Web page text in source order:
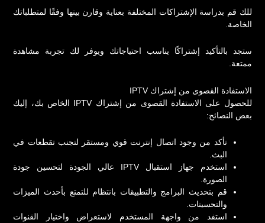
للك قم بدراسة الإشتراكات المختلفة بعناية وقارن بينها وفقًا لمتطلباتك
الخاصة.
ستجد بالتأكيد إشتراكًا يناسب احتياجاتك ويوفر لك تجربة مشاهدة
ممتعة.
الاستفادة القصوى من إشتراك IPTV
للحصول على الاستفادة القصوى من إشتراك IPTV الخاص بك، إليك
بعض النصائح:
تأكد من وجود اتصال إنترنت قوي ومستقر لتجنب تقطعات في
البث.
استخدم جهاز استقبال IPTV عالي الجودة لتحسين جودة
الصورة.
قم بتحديث البرامج والتطبيقات بانتظام للتمتع بأحدث الميزات
والتحسينات.
استفد من واجهة المستخدم لاستعراض واختيار القنوات